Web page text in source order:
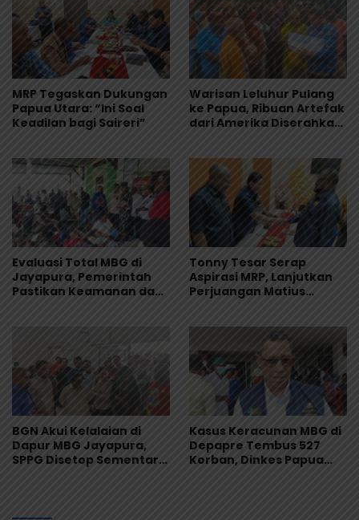
MRP Tegaskan Dukungan
Papua Utara: “Ini Soal
Keadilan bagi Saireri”
Warisan Leluhur Pulang
ke Papua, Ribuan Artefak
dari Amerika Diserahkan
Evaluasi Total MBG di
Jayapura, Pemerintah
Pastikan Keamanan dan
Tonny Tesar Serap
Aspirasi MRP, Lanjutkan
Perjuangan Matius
Masyarakat Adat
BGN Akui Kelalaian di
Dapur MBG Jayapura,
SPPG Disetop Sementara
Kasus Keracunan MBG di
Depapre Tembus 527
Korban, Dinkes Papua